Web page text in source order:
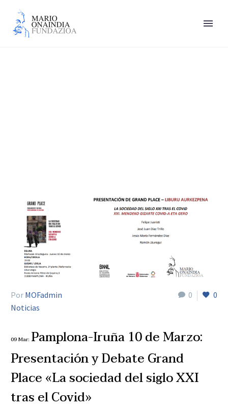
0 0
Por MOFadmin
Noticias
09 Mar: Pamplona-Iruña 10 de Marzo:
Presentación y Debate Grand
Place «La sociedad del siglo XXI
tras el Covid»